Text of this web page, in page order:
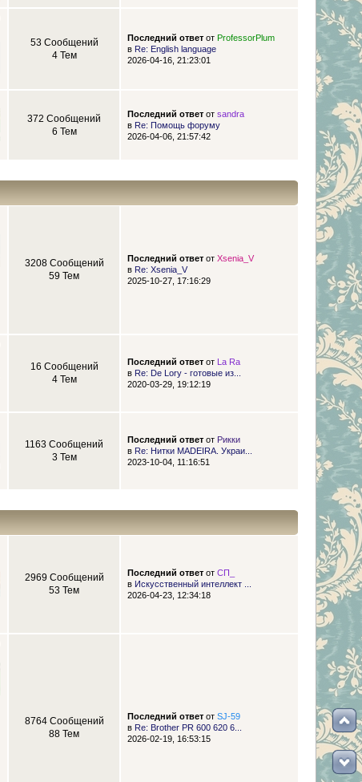
53 Сообщений
4 Тем
Последний ответот ProfessorPlum
в Re: English language
2026-04-16, 21:23:01
372 Сообщений
6 Тем
Последний ответот sandra
в Re: Помощь форуму
2026-04-06, 21:57:42
3208 Сообщений
59 Тем
Последний ответот Xsenia_V
в Re: Xsenia_V
2025-10-27, 17:16:29
16 Сообщений
4 Тем
Последний ответот
La Ra
в Re: De Lory - готовые из...
2020-03-29, 19:12:19
1163 Сообщений
3 Тем
Последний ответот Рикки
в Re: Нитки MADEIRA. Украи...
2023-10-04, 11:16:51
2969 Сообщений
53 Тем
Последний ответот СП_
в Искусственный интеллект ...
2026-04-23, 12:34:18
8764 Сообщений
88 Тем
Последний ответот SJ-59
в Re: Brother PR 600 620 6...
2026-02-19, 16:53:15